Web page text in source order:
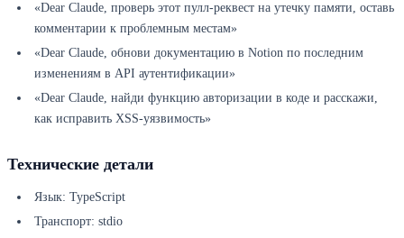
«Dear Claude, проверь этот пулл-реквест на утечку памяти, оставь
комментарии к проблемным местам»
«Dear Claude, обнови документацию в Notion по последним
изменениям в API аутентификации»
«Dear Claude, найди функцию авторизации в коде и расскажи,
как исправить XSS-уязвимость»
Технические детали
Язык: TypeScript
Транспорт: stdio